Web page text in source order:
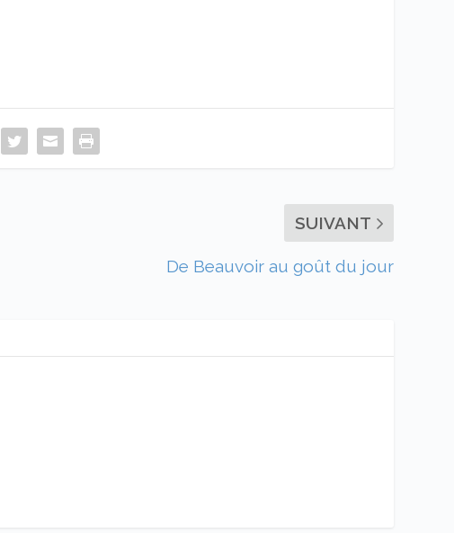
SUIVANT
De Beauvoir au goût du jour